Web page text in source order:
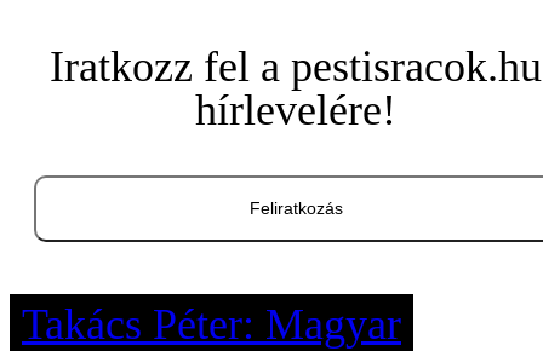
Iratkozz fel a pestisracok.hu
hírlevelére!
Feliratkozás
Takács Péter: Magyar